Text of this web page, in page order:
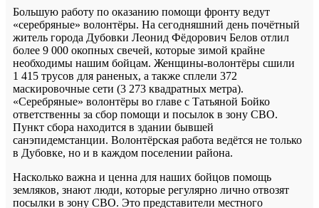
Большую работу по оказанию помощи фронту ведут
«серебряные» волонтёры. На сегодняшний день почётный
житель города Дубовки Леонид Фёдорович Белов отлил
более 9 000 окопных свечей, которые зимой крайне
необходимы нашим бойцам. Женщины-волонтёры сшили
1 415 трусов для раненых, а также сплели 372
маскировочные сети (3 273 квадратных метра).
«Серебряные» волонтёры во главе с Татьяной Бойко
ответственны за сбор помощи и посылок в зону СВО.
Пункт сбора находится в здании бывшей
санэпидемстанции. Волонтёрская работа ведётся не только
в Дубовке, но и в каждом поселении района.
Насколько важна и ценна для наших бойцов помощь
земляков, знают люди, которые регулярно лично отвозят
посылки в зону СВО. Это представители местного